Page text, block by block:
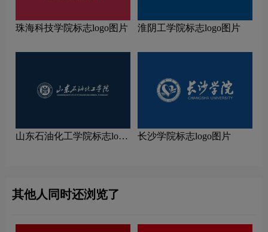
珠海科技学院标志logo图片 淮阴工学院标志logo图片
山东石油化工学院标志logo
长沙学院标志logo图片
其他人同时还浏览了